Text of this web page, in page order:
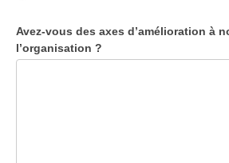
Avez-vous des axes d’amélioration à
l’organisation ?